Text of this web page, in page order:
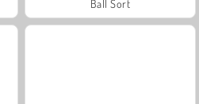
Ball Sort